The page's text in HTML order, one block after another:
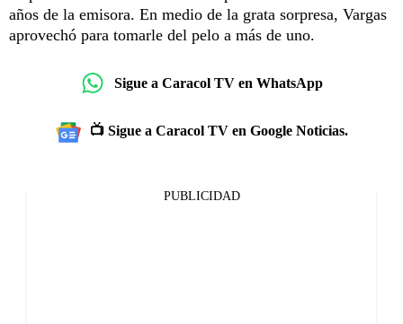
años de la emisora. En medio de la grata sorpresa, Vargas
aprovechó para tomarle del pelo a más de uno.
Sigue a Caracol TV en WhatsApp
📺 Sigue a Caracol TV en Google Noticias.
PUBLICIDAD